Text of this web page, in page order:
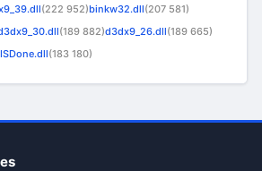
(222 952)binkw32.dll(207 581)
(189 882)d3dx9_26.dll(189 665)
ISDone.dll(183 180)